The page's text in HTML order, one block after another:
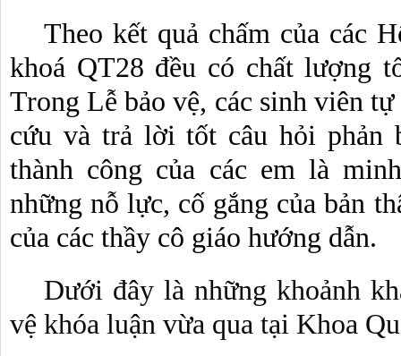
Theo kết quả chấm của các
khoá QT28 đều có chất lượng
Trong Lễ bảo vệ, các sinh viên
cứu và trả lời tốt câu hỏi phản
thành công của các em là
những nỗ lực, cố gắng của bản
của các thầy cô giáo hướng dẫn.
Dưới đây là những khoảnh
vệ khóa luận vừa qua tại Khoa